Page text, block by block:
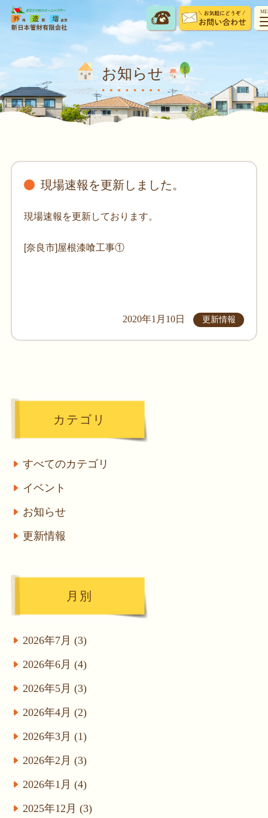
お知らせ
現場速報を更新しました。
現場速報を更新しております。
[奈良市]屋根漆喰工事①
2020年1月10日 更新情報
カテゴリ
すべてのカテゴリ
イベント
お知らせ
更新情報
月別
2026年7月 (3)
2026年6月 (4)
2026年5月 (3)
2026年4月 (2)
2026年3月 (1)
2026年2月 (3)
2026年1月 (4)
2025年12月 (3)